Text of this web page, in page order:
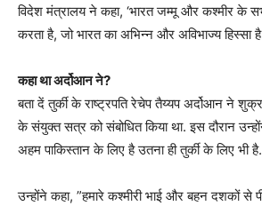
विदेश मंत्रालय ने कहा, ‘भारत जम्मू और कश्मीर के
करता है, जो भारत का अभिन्न और अविभाज्य हिस्सा
कहा था अर्दोआन ने?
बता दें तुर्की के राष्ट्रपति रेचेप तैय्यप अर्दोआन ने
के संयुक्त सत्र को संबोधित किया था. इस दौरान
अहम पाकिस्तान के लिए है उतना ही तुर्की के लिए भी है.
उन्होंने कहा, ”हमारे कश्मीरी भाई और बहन दशकों से